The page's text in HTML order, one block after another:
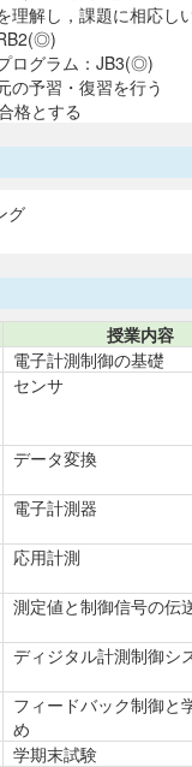
理解し，課題に相応し
ログラム：JB3(◎)
の予習・復習を行う
格とする
グ
授業内容
電子計測制御の基礎
センサ
データ変換
電子計測器
応用計測
測定値と制御信号の伝
ディジタル計測制御シ
フィードバック制御と
め
学期末試験